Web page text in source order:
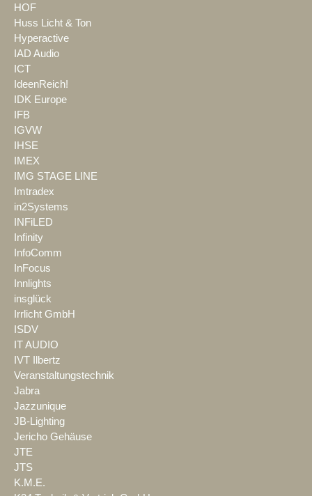
HOF
Huss Licht & Ton
Hyperactive
IAD Audio
ICT
IdeenReich!
IDK Europe
IFB
IGVW
IHSE
IMEX
IMG STAGE LINE
Imtradex
in2Systems
INFiLED
Infinity
InfoComm
InFocus
Innlights
insglück
Irrlicht GmbH
ISDV
IT AUDIO
IVT Ilbertz
Veranstaltungstechnik
Jabra
Jazzunique
JB-Lighting
Jericho Gehäuse
JTE
JTS
K.M.E.